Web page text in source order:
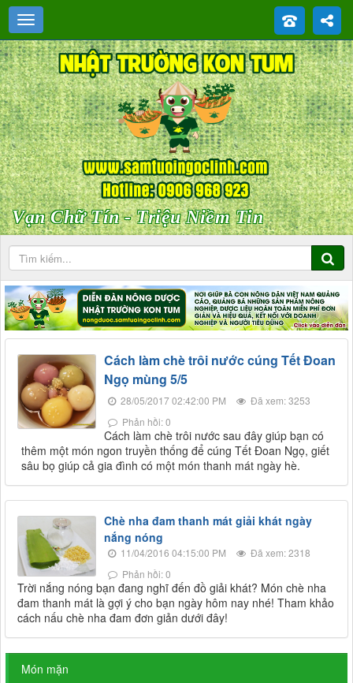
Vạn Chữ Tín - Triệu Niềm Tin
Cách làm chè trôi nước cúng Tết Đoan
Ngọ mùng 5/5
28/05/2017 02:42:00 PM
Đã xem: 3253
Phản hồi: 0
Cách làm chè trôi nước sau đây giúp bạn có
thêm một món ngon truyền thống để cúng Tết Đoan Ngọ, giết
sâu bọ giúp cả gia đình có một món thanh mát ngày hè.
Chè nha đam thanh mát giải khát ngày
nắng nóng
11/04/2016 04:15:00 PM
Đã xem: 2318
Phản hồi: 0
Trời nắng nóng bạn đang nghĩ đến đồ giải khát? Món chè nha
đam thanh mát là gợi ý cho bạn ngày hôm nay nhé! Tham khảo
cách nấu chè nha đam đơn giản dưới đây!
Món mặn